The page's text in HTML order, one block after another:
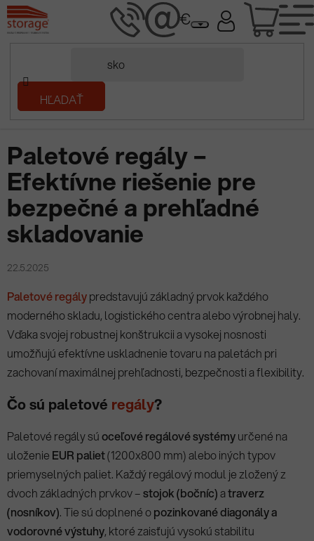
Prejsť
na
obsah
HĽADAŤ
Domov
Prečítaj si/Paletové regály – Efektívne riešenie pre bezpečné a
prehľadné skladovanie
Paletové regály –
Efektívne riešenie pre
bezpečné a prehľadné
skladovanie
22.5.2025
Paletové regálypredstavujú základný prvok každého
moderného skladu, logistického centra alebo výrobnej haly.
Vďaka svojej robustnej konštrukcii a vysokej nosnosti
umožňujú efektívne uskladnenie tovaru na paletách pri
zachovaní maximálnej prehľadnosti, bezpečnosti a flexibility.
Čo sú paletové regály?
Paletové regály súoceľové regálové systémyurčené na
uloženie EUR paliet(1200x800 mm) alebo iných typov
priemyselných paliet. Každý regálový modul je zložený z
dvoch základných prvkov –stojok (bočníc)atraverz
(nosníkov). Tie sú doplnené opozinkované diagonály a
vodorovné výstuhy, ktoré zaisťujú vysokú stabilitu